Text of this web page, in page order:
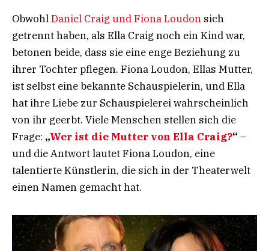
ObwohlDaniel Craig und Fiona Loudon sich
getrennt haben, als Ella Craig noch ein Kind war,
betonen beide, dass sie eine enge Beziehung zu
ihrer Tochter pflegen. Fiona Loudon, Ellas Mutter,
ist selbst eine bekannte Schauspielerin, und Ella
hat ihre Liebe zur Schauspielerei wahrscheinlich
von ihr geerbt. Viele Menschen stellen sich die
Frage: „Wer ist die Mutter von Ella Craig?“ –
und die Antwort lautet Fiona Loudon, eine
talentierte Künstlerin, die sich in der Theaterwelt
einen Namen gemacht hat.